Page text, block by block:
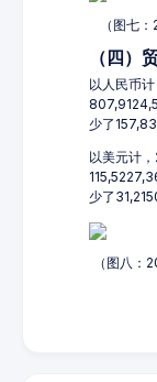
（图七
（四）
以人民币
少了
以美元计
少了
（图八：